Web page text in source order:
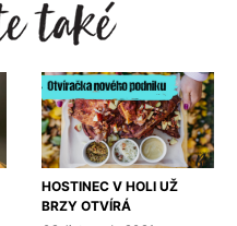
HOSTINEC V HOLI UŽ
BRZY OTVÍRÁ